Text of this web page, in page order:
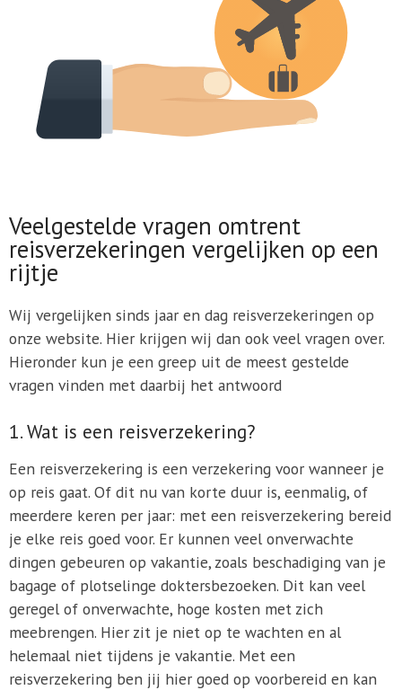
Veelgestelde vragen omtrent
reisverzekeringen vergelijken op een
rijtje
Wij vergelijken sinds jaar en dag reisverzekeringen op
onze website. Hier krijgen wij dan ook veel vragen over.
Hieronder kun je een greep uit de meest gestelde
vragen vinden met daarbij het antwoord
1. Wat is een reisverzekering?
Een reisverzekering is een verzekering voor wanneer je
op reis gaat. Of dit nu van korte duur is, eenmalig, of
meerdere keren per jaar: met een reisverzekering bereid
je elke reis goed voor. Er kunnen veel onverwachte
dingen gebeuren op vakantie, zoals beschadiging van je
bagage of plotselinge doktersbezoeken. Dit kan veel
geregel of onverwachte, hoge kosten met zich
meebrengen. Hier zit je niet op te wachten en al
helemaal niet tijdens je vakantie. Met een
reisverzekering ben jij hier goed op voorbereid en kan